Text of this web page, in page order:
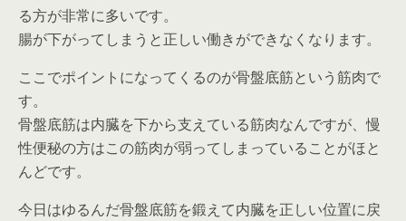
る方が非常に多いです。
腸が下がってしまうと正しい働きができなくなります。
ここでポイントになってくるのが骨盤底筋という筋肉で
す。
骨盤底筋は内臓を下から支えている筋肉なんですが、慢
性便秘の方はこの筋肉が弱ってしまっていることがほと
んどです。
今日はゆるんだ骨盤底筋を鍛えて内臓を正しい位置に戻